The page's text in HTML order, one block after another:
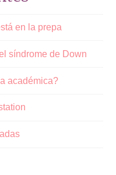
en la prepa
síndrome de Down
académica?